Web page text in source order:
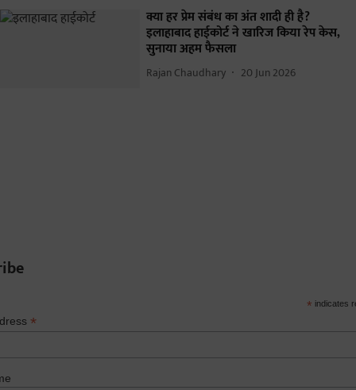
क्या हर प्रेम संबंध का अंत शादी ही है?
इलाहाबाद हाईकोर्ट ने खारिज किया रेप केस,
सुनाया अहम फैसला
Rajan Chaudhary 20 Jun 2026
* indicates
*